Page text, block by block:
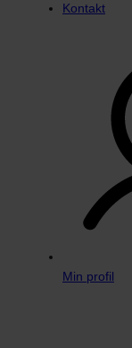
Kontakt
Min profil